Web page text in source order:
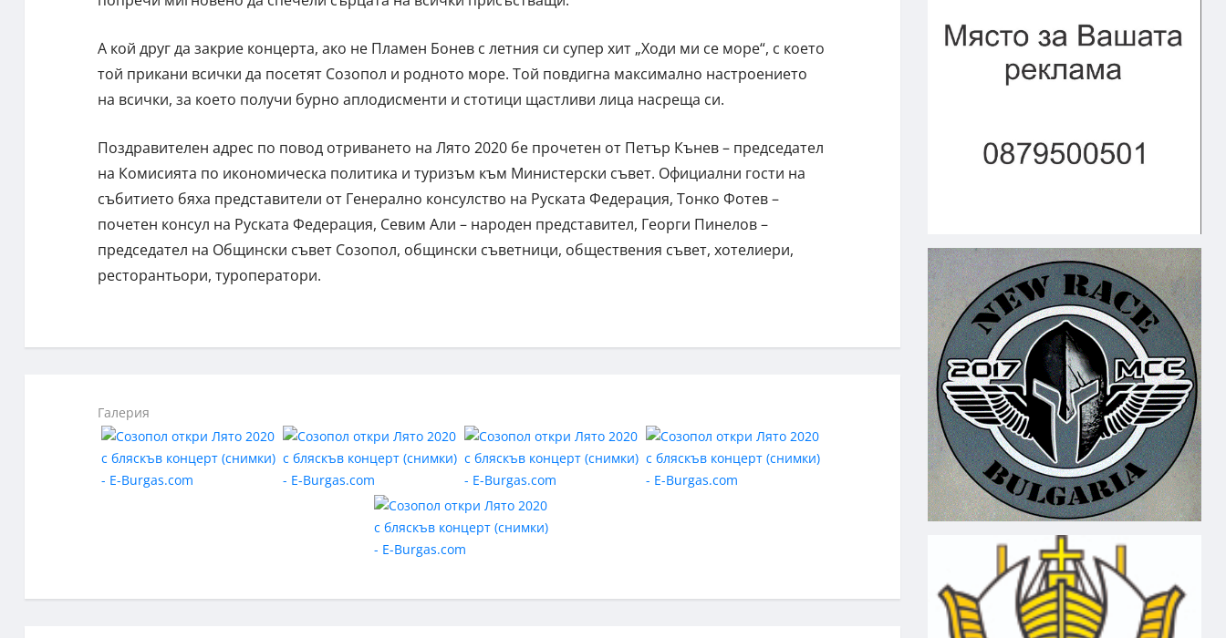
А кой друг да закрие концерта, ако не Пламен Бонев с летния си супер хит „Ходи ми се море“, с което
той прикани всички да посетят Созопол и родното море. Той повдигна максимално настроението
на всички, за което получи бурно аплодисменти и стотици щастливи лица насреща си.
Поздравителен адрес по повод отриването на Лято 2020 бе прочетен от Петър Кънев – председател
на Комисията по икономическа политика и туризъм към Министерски съвет. Официални гости на
събитието бяха представители от Генерално консулство на Руската Федерация, Тонко Фотев –
почетен консул на Руската Федерация, Севим Али – народен представител, Георги Пинелов –
председател на Общински съвет Созопол, общински съветници, обществения съвет, хотелиери,
ресторантьори, туроператори.
Галерия